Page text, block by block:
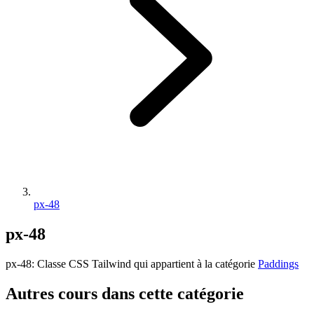
px-48
px-48
px-48: Classe CSS Tailwind qui appartient à la catégorie Paddings
Autres cours dans cette catégorie